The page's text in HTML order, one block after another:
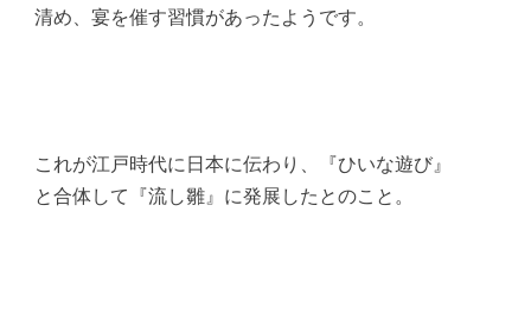
清め、宴を催す習慣があったようです。
これが江戸時代に日本に伝わり、『ひいな遊び』
と合体して『流し雛』に発展したとのこと。